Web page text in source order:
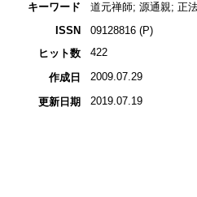
キーワード
道元禅師; 源通親; 正
ISSN
09128816 (P)
ヒット数
422
作成日 2009.07.29
更新日期 2019.07.19